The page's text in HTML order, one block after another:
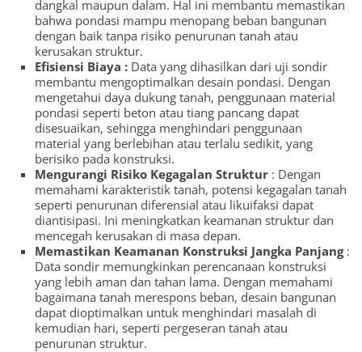
dangkal maupun dalam. Hal ini membantu memastikan
bahwa pondasi mampu menopang beban bangunan
dengan baik tanpa risiko penurunan tanah atau
kerusakan struktur.
Efisiensi Biaya : Data yang dihasilkan dari uji sondir
membantu mengoptimalkan desain pondasi. Dengan
mengetahui daya dukung tanah, penggunaan material
pondasi seperti beton atau tiang pancang dapat
disesuaikan, sehingga menghindari penggunaan
material yang berlebihan atau terlalu sedikit, yang
berisiko pada konstruksi.
Mengurangi Risiko Kegagalan Struktur : Dengan
memahami karakteristik tanah, potensi kegagalan tanah
seperti penurunan diferensial atau likuifaksi dapat
diantisipasi. Ini meningkatkan keamanan struktur dan
mencegah kerusakan di masa depan.
Memastikan Keamanan Konstruksi Jangka Panjang:
Data sondir memungkinkan perencanaan konstruksi
yang lebih aman dan tahan lama. Dengan memahami
bagaimana tanah merespons beban, desain bangunan
dapat dioptimalkan untuk menghindari masalah di
kemudian hari, seperti pergeseran tanah atau
penurunan struktur.